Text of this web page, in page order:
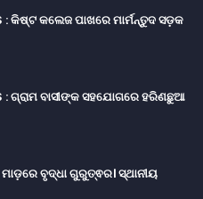
: କିଷ୍ଟ କଲେଜ ପାଖରେ ମାର୍ମନ୍ତୁଦ ସଡ଼କ
: ଗ୍ରାମ ବାସୀଙ୍କ ସହଯୋଗରେ ହରିଣଛୁଆ
ବୃଦ୍ଧା ଗୁରୁତ୍ଵର। ସ୍ଥାନୀୟ